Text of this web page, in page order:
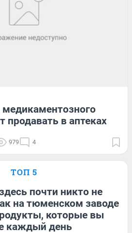
продавать в аптеках
979 4
ТОП 5
почти никто не
на тюменском заводе
которые вы
каждый день